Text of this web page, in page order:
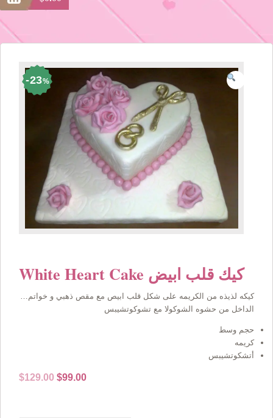
23%
White Heart Cake كيك قلب ابيض
كيكه لذيذه من الكريمه على شكل قلب ابيص مع مقص ذهبي و خواتم…
الداخل من حشوه الشوكوﻻ مع تشوكوتشيبس
حجم وسط
كريمه
أتشكوتشيبس
$129.00 Original
$99.00Current